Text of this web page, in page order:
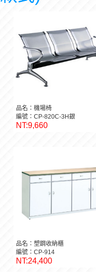
品名：機場椅
編號：CP-820C-3H銀
NT:9,660
品名：塑鋼收納櫃
編號：CP-914
NT:24,400